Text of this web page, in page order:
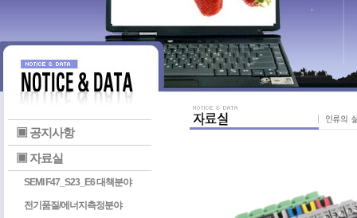
▣ 공지사항
▣ 자료실
SEMI F47_S23_E6 대책분야
전기품질/에너지측정분야